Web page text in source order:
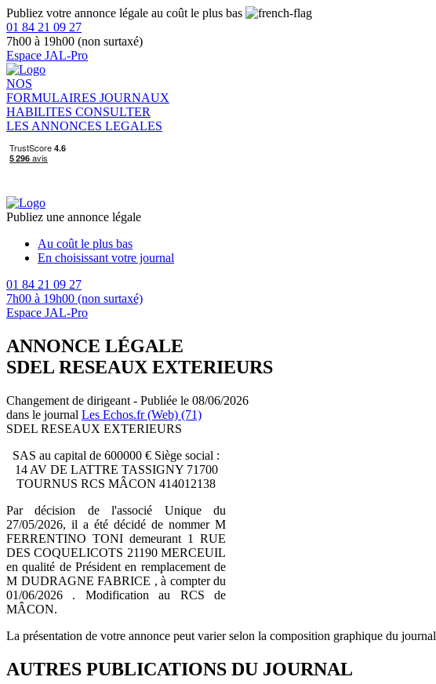
Publiez votre annonce légale au coût le plus bas
01 84 21 09 27
7h00 à 19h00 (non surtaxé)
Espace JAL-Pro
NOS
FORMULAIRES JOURNAUX
HABILITES CONSULTER
LES ANNONCES LEGALES
Publiez une annonce légale
Au coût le plus bas
En choisissant votre journal
01 84 21 09 27
7h00 à 19h00 (non surtaxé)
Espace JAL-Pro
ANNONCE LÉGALE
SDEL RESEAUX EXTERIEURS
Changement de dirigeant - Publiée le 08/06/2026
dans le journal Les Echos.fr (Web) (71)
SDEL RESEAUX EXTERIEURS
SAS au capital de 600000 € Siège social :
14 AV DE LATTRE TASSIGNY 71700
TOURNUS RCS MÂCON 414012138
Par décision de l'associé Unique du
27/05/2026, il a été décidé de nommer M
FERRENTINO TONI demeurant 1 RUE
DES COQUELICOTS 21190 MERCEUIL
en qualité de Président en remplacement de
M DUDRAGNE FABRICE , à compter du
01/06/2026 . Modification au RCS de
MÂCON.
La présentation de votre annonce peut varier selon la composition graphique du journal
AUTRES PUBLICATIONS DU JOURNAL